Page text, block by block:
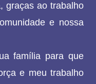
graças ao trabalho
e nossa
família para que
e meu trabalho